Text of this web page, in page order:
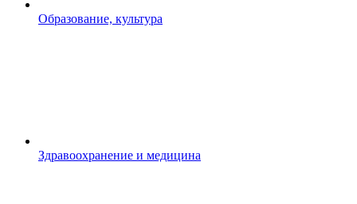
Образование, культура
Здравоохранение и медицина